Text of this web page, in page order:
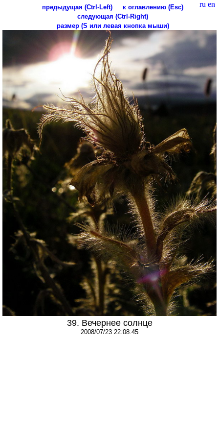
ru en
предыдущая (Ctrl-Left)
к оглавлению (Esc)
следующая (Ctrl-Right)
размер (S или левая кнопка мыши)
39. Вечернее солнце
2008/07/23 22:08:45